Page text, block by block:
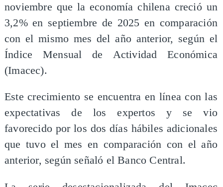
noviembre que la economía chilena creció un
3,2% en septiembre de 2025 en comparación
con el mismo mes del año anterior, según el
Índice Mensual de Actividad Económica
(Imacec).
Este crecimiento se encuentra en línea con las
expectativas de los expertos y se vio
favorecido por los dos días hábiles adicionales
que tuvo el mes en comparación con el año
anterior, según señaló el Banco Central.